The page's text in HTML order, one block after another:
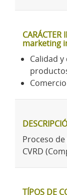
marketing
Calidad
Proceso
CVRD
TÍPOS DE